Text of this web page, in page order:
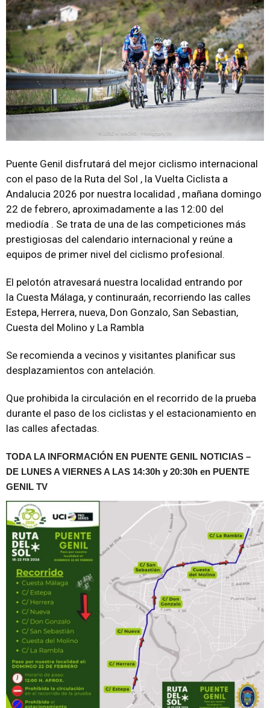
Puente Genil disfrutará del mejor ciclismo internacional
con el paso de la Ruta del Sol , la Vuelta Ciclista a
Andalucia 2026 por nuestra localidad , mañana domingo
22 de febrero, aproximadamente a las 12:00 del
mediodía . Se trata de una de las competiciones más
prestigiosas del calendario internacional y reúne a
equipos de primer nivel del ciclismo profesional.
El pelotón atravesará nuestra localidad entrando por
la Cuesta Málaga, y continuraán, recorriendo las calles
Estepa, Herrera, nueva, Don Gonzalo, San Sebastian,
Cuesta del Molino y La Rambla
Se recomienda a vecinos y visitantes planificar sus
desplazamientos con antelación.
Que prohibida la circulación en el recorrido de la prueba
durante el paso de los ciclistas y el estacionamiento en
las calles afectadas.
TODA LA INFORMACIÓN EN PUENTE GENIL NOTICIAS –
DE LUNES A VIERNES A LAS 14:30h y 20:30h en PUENTE
GENIL TV